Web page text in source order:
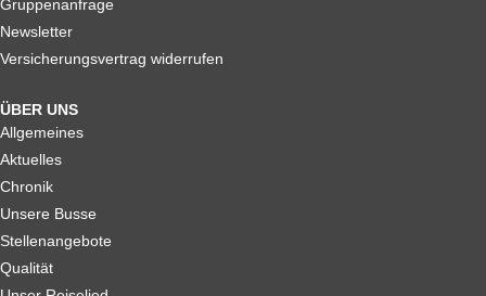
Gruppenanfrage
Newsletter
Versicherungsvertrag widerrufen
ÜBER UNS
Allgemeines
Aktuelles
Chronik
Unsere Busse
Stellenangebote
Qualität